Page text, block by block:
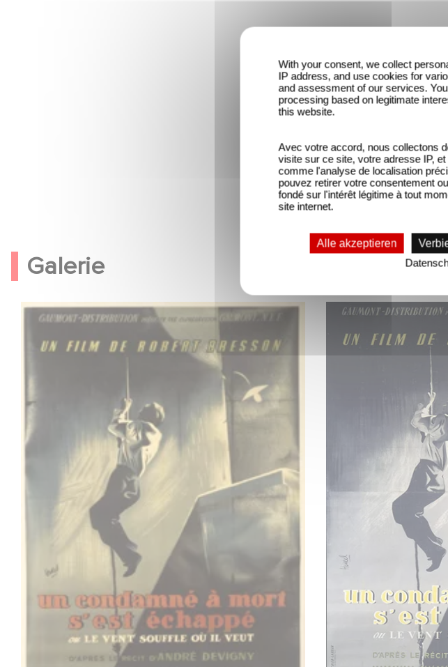
Galerie
With your consent, we collect
IP address, and use cookies for
and assessment of our services.
processing based on legitimate
this website.
Avec votre accord, nous collectons
visite sur ce site, votre adresse IP,
comme l'analyse de localisation
pouvez retirer votre consentement
fondé sur l'intérêt légitime à tout
site internet.
Alle akzeptieren